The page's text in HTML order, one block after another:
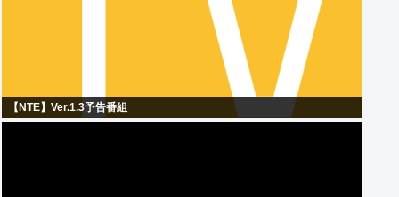
【NTE】Ver.1.3予告番組